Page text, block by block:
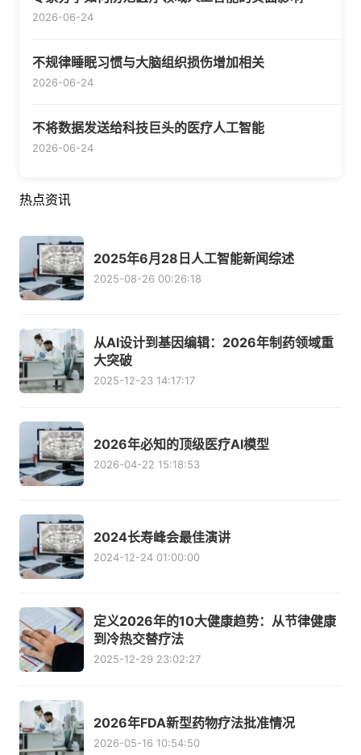
2026-06-24
不规律睡眠习惯与大脑组织损伤增加相关
2026-06-24
不将数据发送给科技巨头的医疗人工智能
2026-06-24
热点资讯
2025年6月28日人工智能新闻综述
2025-08-26 00:26:18
从AI设计到基因编辑：2026年制药领域重
大突破
2025-12-23 14:17:17
2026年必知的顶级医疗AI模型
2026-04-22 15:18:53
2024长寿峰会最佳演讲
2024-12-24 01:00:00
定义2026年的10大健康趋势：从节律健康
到冷热交替疗法
2025-12-29 23:02:27
2026年FDA新型药物疗法批准情况
2026-05-16 10:54:50